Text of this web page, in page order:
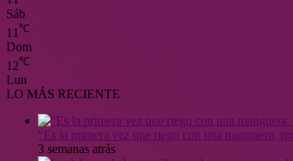
Sáb
11 ℃
Dom
12℃
Lun
LO MÁS RECIENTE
“Es la primera vez que riego con una manguera,
3 semanas atrás